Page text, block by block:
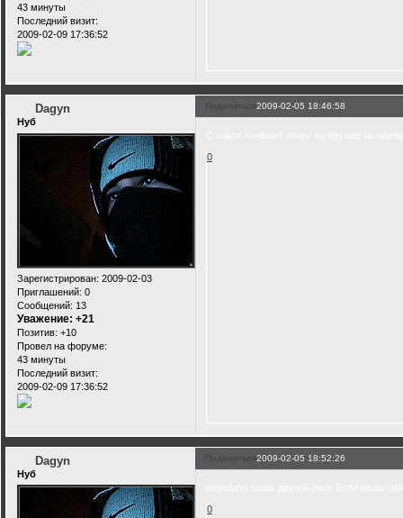
43 минуты
Последний визит:
2009-02-09 17:36:52
Поделиться2009-02-05 18:46:58
Dagyn
Нуб
Зарегистрирован: 2009-02-03
Приглашений: 0
Сообщений: 13
Уважение: +21
Позитив: +10
Провел на форуме:
43 минуты
Последний визит:
2009-02-09 17:36:52
0
Поделиться2009-02-05 18:52:26
Dagyn
Нуб
0